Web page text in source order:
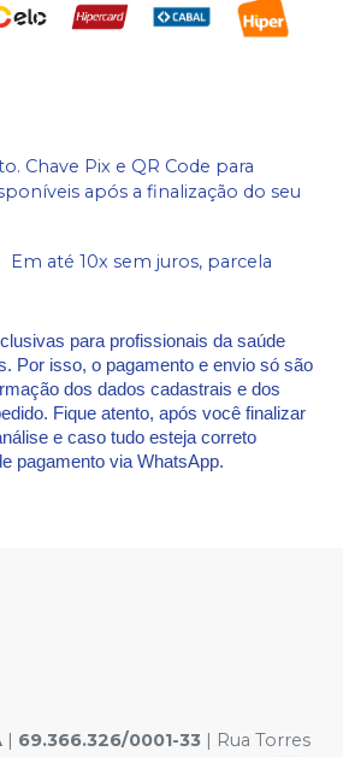
Chave Pix e QR Code para
após a finalização do seu
Em até 10x sem juros, parcela
para profissionais da saúde
Por isso, o pagamento e envio só são
dos dados cadastrais e dos
Fique atento, após você finalizar
e caso tudo esteja correto
pagamento via WhatsApp.
| 69.366.326/0001-33 | Rua Torres